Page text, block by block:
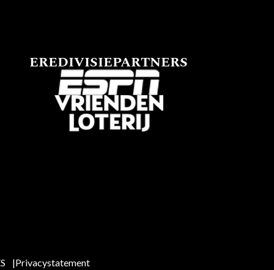
EREDIVISIEPARTNERS
Privacystatement